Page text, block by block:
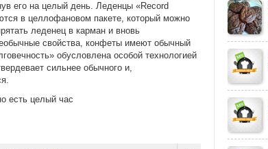
его на целый день. Леденцы «Record
в целлофановом пакете, который можно
леденец в карман и вновь
свойства, конфеты имеют обычный
обусловлена особой технологией
сильнее обычного и,